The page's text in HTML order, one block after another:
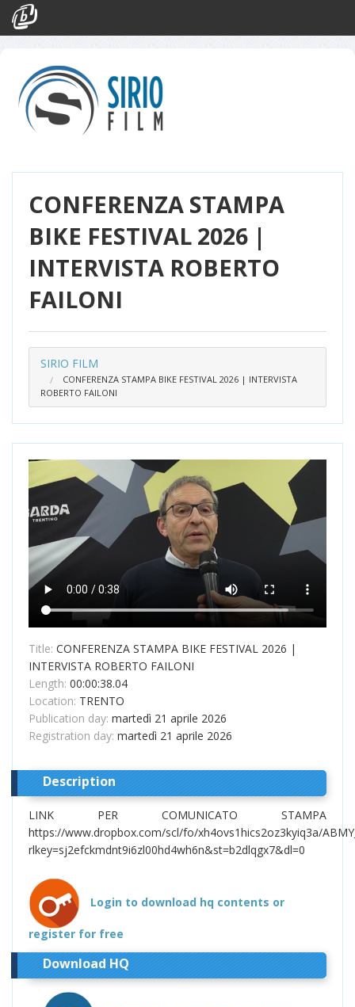
Eventi
CONFERENZA STAMPA
BIKE FESTIVAL 2026 |
INTERVISTA ROBERTO
FAILONI
SIRIO FILM
CONFERENZA STAMPA BIKE FESTIVAL 2026 | INTERVISTA
ROBERTO FAILONI
Title: CONFERENZA STAMPA BIKE FESTIVAL 2026 |
INTERVISTA ROBERTO FAILONI
Length: 00:00:38.04
Location: TRENTO
Publication day: martedì 21 aprile 2026
Registration day: martedì 21 aprile 2026
Description
LINK PER COMUNICATO STAMPA
https://www.dropbox.com/scl/fo/xh4ovs1hics2oz3kyiq3a/
rlkey=sj2efckmdnt9i6zl00hd4wh6n&st=b2dlqgx7&dl=0
Login to download hq contents or
register for free
Download HQ